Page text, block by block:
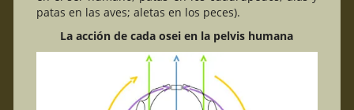
patas en las aves; aletas en los peces).
La acción de cada osei en la pelvis humana